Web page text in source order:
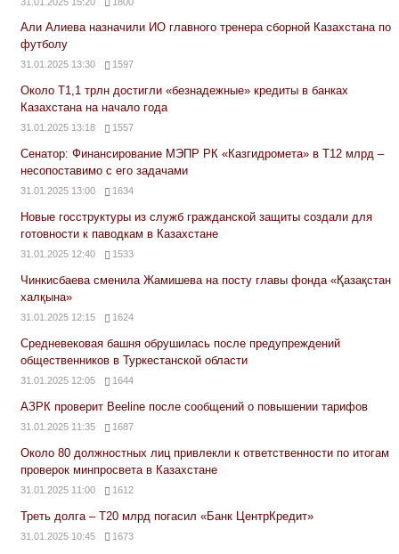
Али Алиева назначили ИО главного тренера сборной Казахстана по
футболу
31.01.2025 13:30 1597
Около Т1,1 трлн достигли «безнадежные» кредиты в банках
Казахстана на начало года
31.01.2025 13:18 1557
Сенатор: Финансирование МЭПР РК «Казгидромета» в Т12 млрд –
несопоставимо с его задачами
31.01.2025 13:00 1634
Новые госструктуры из служб гражданской защиты создали для
готовности к паводкам в Казахстане
31.01.2025 12:40 1533
Чинкисбаева сменила Жамишева на посту главы фонда «Қазақстан
халқына»
31.01.2025 12:15 1624
Средневековая башня обрушилась после предупреждений
общественников в Туркестанской области
31.01.2025 12:05 1644
АЗРК проверит Beeline после сообщений о повышении тарифов
31.01.2025 11:35 1687
Около 80 должностных лиц привлекли к ответственности по итогам
проверок минпросвета в Казахстане
31.01.2025 11:00 1612
Треть долга – Т20 млрд погасил «Банк ЦентрКредит»
31.01.2025 10:45 1673